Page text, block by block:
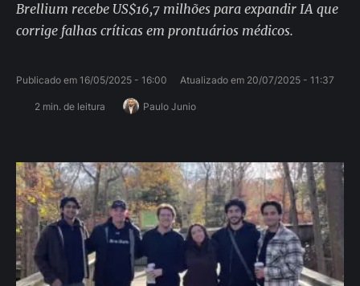
Brellium recebe US$16,7 milhões para expandir IA que
corrige falhas críticas em prontuários médicos.
Publicado em 16/05/2025 - 16:00 Atualizado em 20/07/2025 - 11:37
2 min. de leitura Paulo Junio